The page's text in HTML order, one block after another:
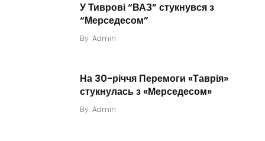
У Тиврові “ВАЗ” стукнувся з
“Мерседесом”
By Admin
На 30-річчя Перемоги «Таврія»
стукнулась з «Мерседесом»
By Admin